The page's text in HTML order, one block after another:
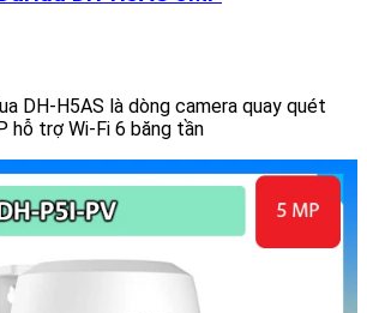
DH-H5AS là dòng camera quay quét
hỗ trợ Wi-Fi 6 băng tần